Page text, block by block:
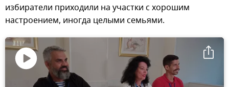
избиратели приходили на участки с хорошим
настроением, иногда целыми семьями.
Воспроизвести
видео